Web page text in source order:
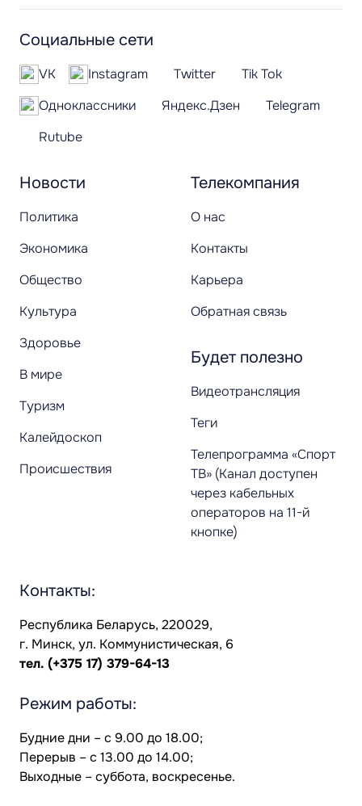
Новости
Политика
Экономика
Общество
Культура
Здоровье
В мире
Туризм
Калейдоскоп
Происшествия
Телекомпания
О нас
Контакты
Карьера
Обратная связь
Будет полезно
Видеотрансляция
Теги
Телепрограмма «Спорт
ТВ» (Канал доступен
через кабельных
операторов на 11-й
кнопке)
Социальные сети
VK Instagram Twitter
Tik Tok
Одноклассники
Яндекс.Дзен
Telegram
Rutube
Контакты:
Республика Беларусь, 220029,
г. Минск, ул. Коммунистическая, 6
тел. (+375 17) 379-64-13
Режим работы:
Будние дни – с 9.00 до 18.00;
Перерыв – с 13.00 до 14.00;
Выходные – суббота, воскресенье.